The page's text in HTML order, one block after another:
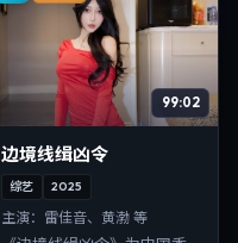
99:02
边境线缉凶令
综艺 2025
主演： 雷佳音、黄渤 等